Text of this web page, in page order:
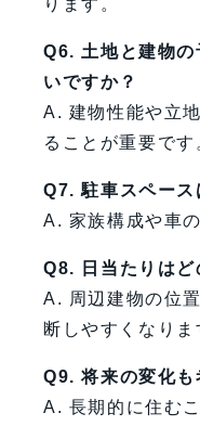
ります。
Q6. 土地と建物の
いですか？
A. 建物性能や立
ることが重要です
Q7. 駐車スペース
A. 家族構成や車
Q8. 日当たりはど
A. 周辺建物の位
断しやすくなりま
Q9. 将来の変化も
A. 長期的に住む